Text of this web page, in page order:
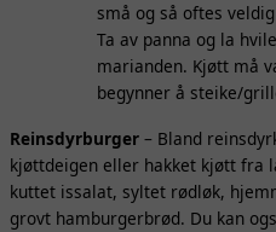
små og så oftes
Ta av panna og la
marianden. Kjøtt må
begynner å steike/
Reinsdyrburger – Bland
kjøttdeigen eller hakket kjøtt fra
kuttet issalat, syltet rødløk,
grovt hamburgerbrød. Du kan